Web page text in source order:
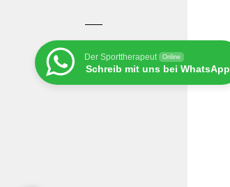
Der Sporttherapeut Online
Schreib mit uns bei WhatsApp